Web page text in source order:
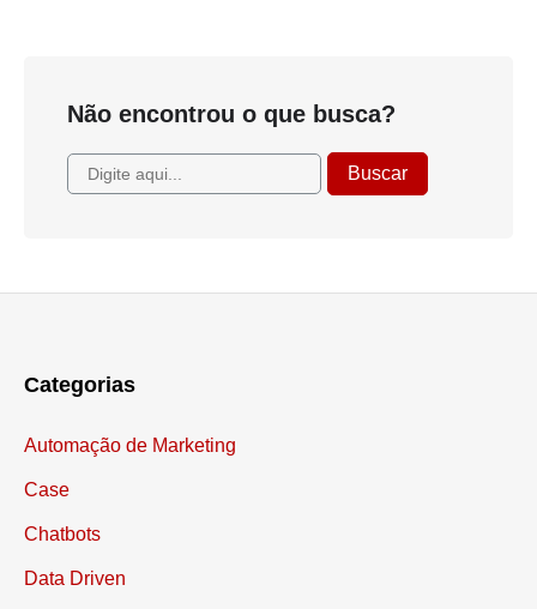
Não encontrou o que busca?
Categorias
Automação de Marketing
Case
Chatbots
Data Driven